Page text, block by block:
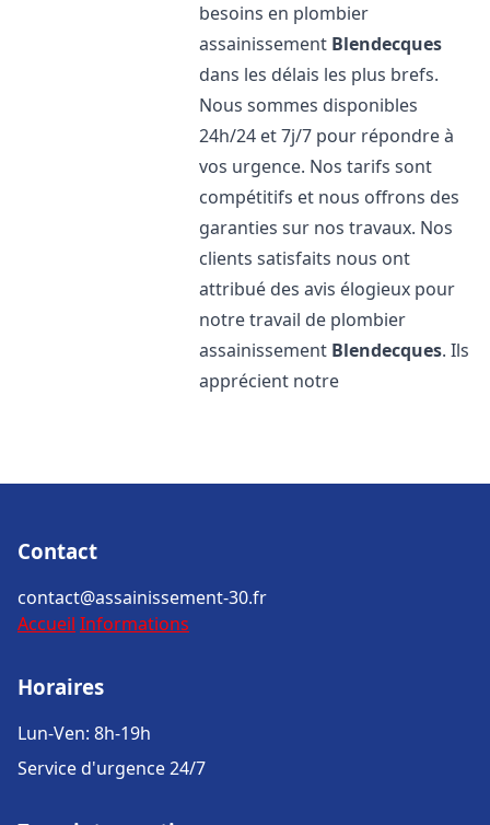
besoins en plombier
assainissement Blendecques
dans les délais les plus brefs.
Nous sommes disponibles
24h/24 et 7j/7 pour répondre à
vos urgence. Nos tarifs sont
compétitifs et nous offrons des
garanties sur nos travaux. Nos
clients satisfaits nous ont
attribué des avis élogieux pour
notre travail de plombier
assainissement Blendecques. Ils
apprécient notre
Contact
contact@assainissement-30.fr
Accueil Informations
Horaires
Lun-Ven: 8h-19h
Service d'urgence 24/7